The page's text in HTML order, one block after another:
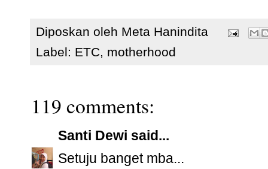
Diposkan oleh Meta Hanindita
Label: ETC, motherhood
119 comments:
Santi Dewi said...
Setuju banget mba...